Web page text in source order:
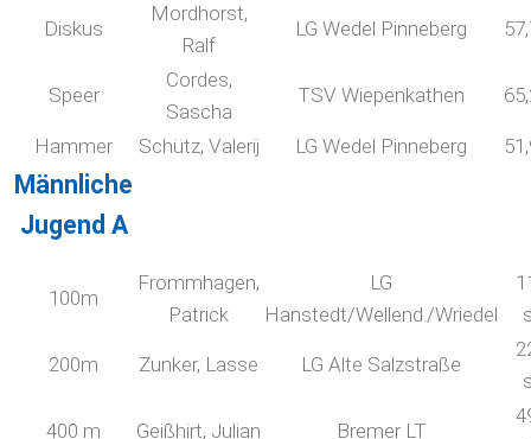
Diskus
Mordhorst,
Ralf
LG Wedel Pinneberg
Speer
Cordes,
Sascha
TSV Wiepenkathen
Hammer Schütz, Valerij LG Wedel Pinneberg
Männliche
Jugend A
100m
Frommhagen,
Patrick
LG
Hanstedt/Wellend./Wriedel
200m Zunker, Lasse LG Alte Salzstraße
400 m Geißhirt, Julian Bremer LT